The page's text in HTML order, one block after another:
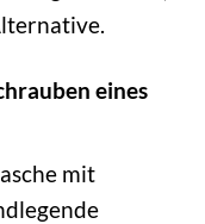
eines
mit